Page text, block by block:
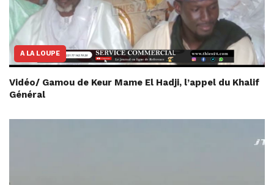
A LA LOUPE
Vidéo/ Gamou de Keur Mame El Hadji, l’appel du Khalif
Général